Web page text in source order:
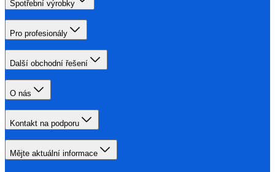
Spotřební výrobky
Pro profesionály
Další obchodní řešení
O nás
Kontakt na podporu
Mějte aktuální informace